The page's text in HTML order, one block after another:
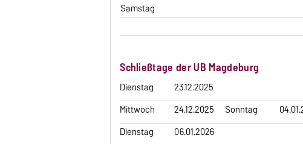
Samstag
Schließtage der UB Magdeburg
Dienstag 23.12.2025
Mittwoch
24.12.2025 Sonntag
Dienstag
06.01.2026